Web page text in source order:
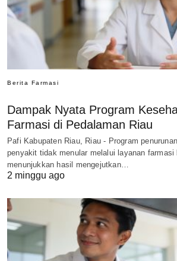
Berita Farmasi
Dampak Nyata Program
Farmasi di Pedalaman Riau
Pafi Kabupaten Riau, Riau - Program
penyakit tidak menular melalui layanan farmasi
menunjukkan hasil mengejutkan…
2 minggu ago